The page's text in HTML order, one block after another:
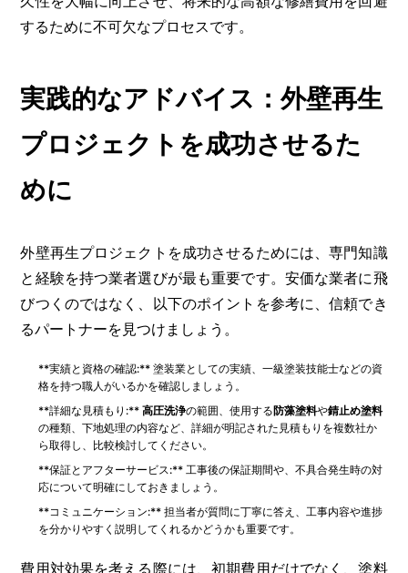
するために不可欠なプロセスです。
実践的なアドバイス：外壁再生
プロジェクトを成功させるた
めに
外壁再生プロジェクトを成功させるためには、専門知識
と経験を持つ業者選びが最も重要です。安価な業者に飛
びつくのではなく、以下のポイントを参考に、信頼でき
るパートナーを見つけましょう。
**実績と資格の確認:** 塗装業としての実績、一級塗装技能士などの資
格を持つ職人がいるかを確認しましょう。
**詳細な見積もり:**高圧洗浄の範囲、使用する防藻塗料や錆止め塗料
の種類、下地処理の内容など、詳細が明記された見積もりを複数社か
ら取得し、比較検討してください。
**保証とアフターサービス:** 工事後の保証期間や、不具合発生時の対
応について明確にしておきましょう。
**コミュニケーション:** 担当者が質問に丁寧に答え、工事内容や進捗
を分かりやすく説明してくれるかどうかも重要です。
費用対効果を考える際には、初期費用だけでなく、塗料